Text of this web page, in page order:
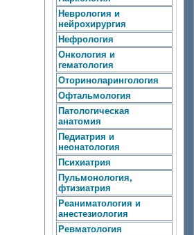
Неврология и
нейрохирургия
Нефрология
Онкология и
гематология
Оториноларингология
Офтальмология
Патологическая
анатомия
Педиатрия и
неонатология
Психиатрия
Пульмонология,
фтизиатрия
Реаниматология и
анестезиология
Ревматология